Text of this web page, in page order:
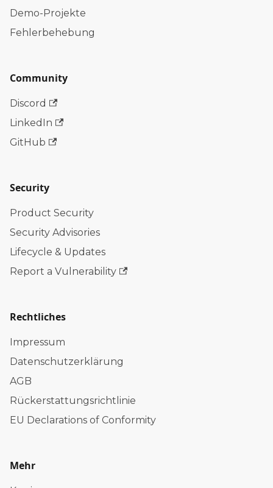
Demo-Projekte
Fehlerbehebung
Community
Discord
LinkedIn
GitHub
Security
Product Security
Security Advisories
Lifecycle & Updates
Report a Vulnerability
Rechtliches
Impressum
Datenschutzerklärung
AGB
Rückerstattungsrichtlinie
EU Declarations of Conformity
Mehr